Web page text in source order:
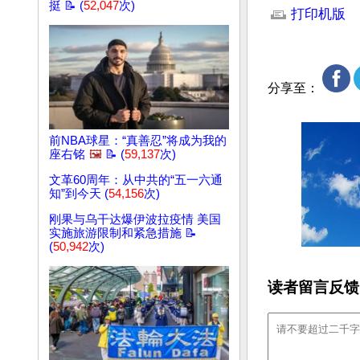
挺 📝 (52,047次)
前NBA球星：“真善忍”将成为我的
座右铭 🖼️ 📝 (59,137次)
文革60周年：从中共的“五一六通
知”到今天 (54,156次)
刚果与乌干达爆伊波拉疫情 美国
实施旅游限制和紧急措施 📝
(50,942次)
打印机版
分享至：
读者留言反